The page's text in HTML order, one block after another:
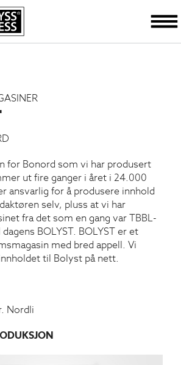
for Bonord som vi har produsert
ut fire ganger i året i 24.000
ansvarlig for å produsere innhold
selv, pluss at vi har
fra det som en gang var TBBL-
BOLYST. BOLYST er et
med bred appell. Vi
til Bolyst på nett.
Nordli